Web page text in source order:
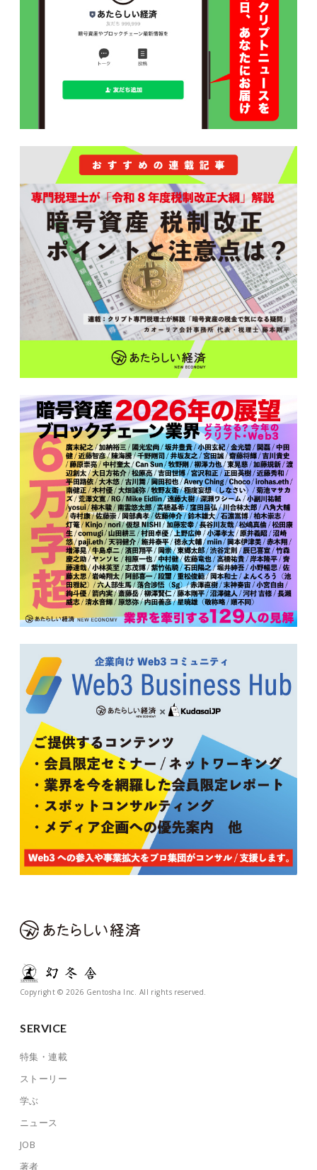
Copyright © 2026 Gentosha Inc. All rights reserved.
SERVICE
特集・連載
ストーリー
学ぶ
ニュース
JOB
著者